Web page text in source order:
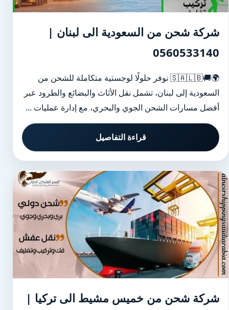
شركة شحن من السعودية الى لبنان |
0560533140
🌍🚚🇸🇦🇱🇧 نوفر حلولًا لوجستية متكاملة للشحن من
السعودية إلى لبنان، تشمل نقل الأثاث والبضائع والطرود عبر
أفضل مسارات الشحن الجوي والبحري، مع إدارة عمليات ...
قراءة التفاصيل
شركة شحن من خميس مشيط الى تركيا |